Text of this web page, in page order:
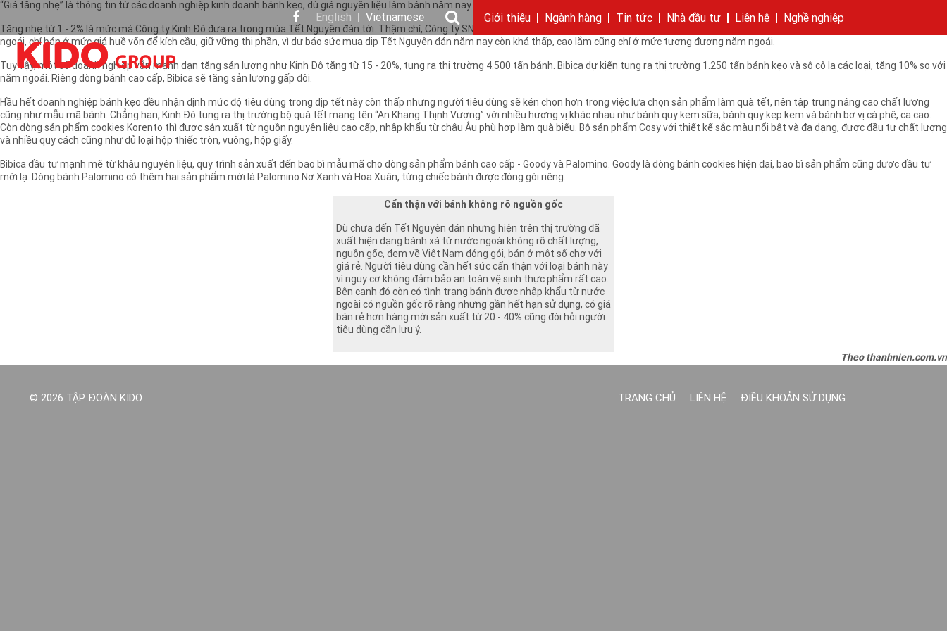
English Vietnamese Giới thiệu
Câu chuyện KIDO Chặng đường Cam kết của KIDO Nhà sáng lập
Ngành hàng
Ngành dầu Ngành gia vị Ngành bánh
Tin tức
Tin tức & sự kiện Thông cáo báo chí của tập đoàn
Nhà đầu tư
Thông điệp Ban điều hành Báo cáo Thông tin cổ phần Các công ty thành viên
Liên hệ Nghề nghiệp
Giới thiệu Nhu cầu tuyển dụng
“Giá tăng nhẹ” là thông tin từ các doanh nghiệp kinh doanh bánh kẹo, dù giá nguyên liệu làm bánh năm nay không tăng, trong khi kinh tế còn nhiều khó khăn, dự đoán sức mua còn thấp.
Tăng nhẹ từ 1 - 2% là mức mà Công ty Kinh Đô đưa ra trong mùa Tết Nguyên đán tới. Thậm chí, Công ty SNFood còn khẳng định, năm nay sẽ có những sản phẩm mà công ty này không hề tăng giá so với tết năm
ngoái, chỉ bán ở mức giá huề vốn để kích cầu, giữ vững thị phần, vì dự báo sức mua dịp Tết Nguyên đán năm nay còn khá thấp, cao lắm cũng chỉ ở mức tương đương năm ngoái.
Tuy vậy, một số doanh nghiệp vẫn mạnh dạn tăng sản lượng như Kinh Đô tăng từ 15 - 20%, tung ra thị trường 4.500 tấn bánh. Bibica dự kiến tung ra thị trường 1.250 tấn bánh kẹo và sô cô la các loại, tăng 10% so với
năm ngoái. Riêng dòng bánh cao cấp, Bibica sẽ tăng sản lượng gấp đôi.
Hầu hết doanh nghiệp bánh kẹo đều nhận định mức độ tiêu dùng trong dịp tết này còn thấp nhưng người tiêu dùng sẽ kén chọn hơn trong việc lựa chọn sản phẩm làm quà tết, nên tập trung nâng cao chất lượng
cũng như mẫu mã bánh. Chẳng hạn, Kinh Đô tung ra thị trường bộ quà tết mang tên “An Khang Thịnh Vượng” với nhiều hương vị khác nhau như bánh quy kem sữa, bánh quy kẹp kem và bánh bơ vị cà phê, ca cao.
Còn dòng sản phẩm cookies Korento thì được sản xuất từ nguồn nguyên liệu cao cấp, nhập khẩu từ châu Âu phù hợp làm quà biếu. Bộ sản phẩm Cosy với thiết kế sắc màu nổi bật và đa dạng, được đầu tư chất lượng
và nhiều quy cách cũng như đủ loại hộp thiếc tròn, vuông, hộp giấy.
Bibica đầu tư mạnh mẽ từ khâu nguyên liệu, quy trình sản xuất đến bao bì mẫu mã cho dòng sản phẩm bánh cao cấp - Goody và Palomino. Goody là dòng bánh cookies hiện đại, bao bì sản phẩm cũng được đầu tư
mới lạ. Dòng bánh Palomino có thêm hai sản phẩm mới là Palomino Nơ Xanh và Hoa Xuân, từng chiếc bánh được đóng gói riêng.
Cẩn thận với bánh không rõ nguồn gốc
Dù chưa đến Tết Nguyên đán nhưng hiện trên thị trường đã
xuất hiện dạng bánh xá từ nước ngoài không rõ chất lượng,
nguồn gốc, đem về Việt Nam đóng gói, bán ở một số chợ với
giá rẻ. Người tiêu dùng cần hết sức cẩn thận với loại bánh này
vì nguy cơ không đảm bảo an toàn vệ sinh thực phẩm rất cao.
Bên cạnh đó còn có tình trạng bánh được nhập khẩu từ nước
ngoài có nguồn gốc rõ ràng nhưng gần hết hạn sử dụng, có giá
bán rẻ hơn hàng mới sản xuất từ 20 - 40% cũng đòi hỏi người
tiêu dùng cần lưu ý.
Theo thanhnien.com.vn
TRANG CHỦ LIÊN HỆ ĐIỀU KHOẢN SỬ DỤNG
© 2026 TẬP ĐOÀN KIDO